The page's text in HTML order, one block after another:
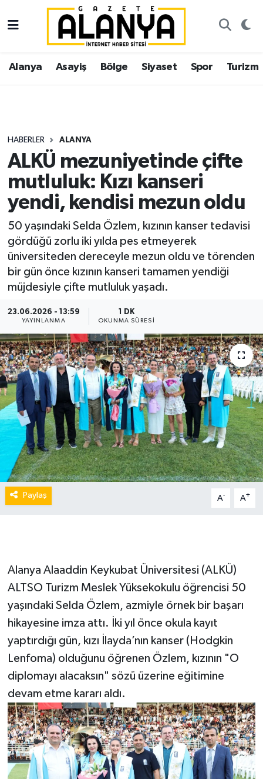
Alanya Asayiş Bölge Siyaset Spor Turizm
HABERLER ALANYA
ALKÜ mezuniyetinde çifte
mutluluk: Kızı kanseri
yendi, kendisi mezun oldu
50 yaşındaki Selda Özlem, kızının kanser tedavisi
gördüğü zorlu iki yılda pes etmeyerek
üniversiteden dereceyle mezun oldu ve törenden
bir gün önce kızının kanseri tamamen yendiği
müjdesiyle çifte mutluluk yaşadı.
23.06.2026 - 13:59
YAYINLANMA
1 DK
OKUNMA SÜRESI
Paylaş A- A+
Alanya Alaaddin Keykubat Üniversitesi (ALKÜ)
ALTSO Turizm Meslek Yüksekokulu öğrencisi 50
yaşındaki Selda Özlem, azmiyle örnek bir başarı
hikayesine imza attı. İki yıl önce okula kayıt
yaptırdığı gün, kızı İlayda’nın kanser (Hodgkin
Lenfoma) olduğunu öğrenen Özlem, kızının "O
diplomayı alacaksın" sözü üzerine eğitimine
devam etme kararı aldı.
Alanya
Asayiş
Siyaset
Spor
Turizm
Ekonomi
Gazipaşa
İstanbul Nöbetçi Eczaneler
İstanbul Hava Durumu
Süper Lig Puan Durumu ve Fikstür
Tüm Manşetler
Son Dakika Haberleri
Haber Arşivi